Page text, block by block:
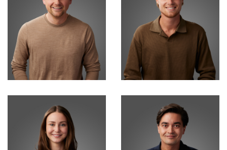
Timo Baumann